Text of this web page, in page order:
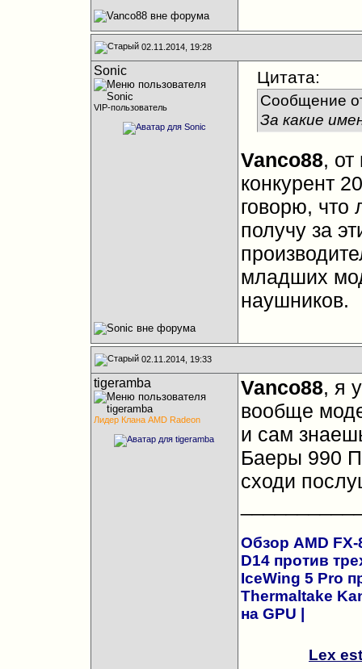
02.11.2014, 19:28
Sonic
VIP-пользователь
Цитата:
Сообщение
За какие
Vanco88, от
конкурент
говорю, что
получу за
младших
наушников.
02.11.2014, 19:33
tigeramba
Лидер Клана AMD Radeon
Vanco88, я
вообще
и сам
Баеры 990
сходи
Обзор AMD FX-
D14 против
IceWing 5 Pro
Thermaltake
на GPU
Lex